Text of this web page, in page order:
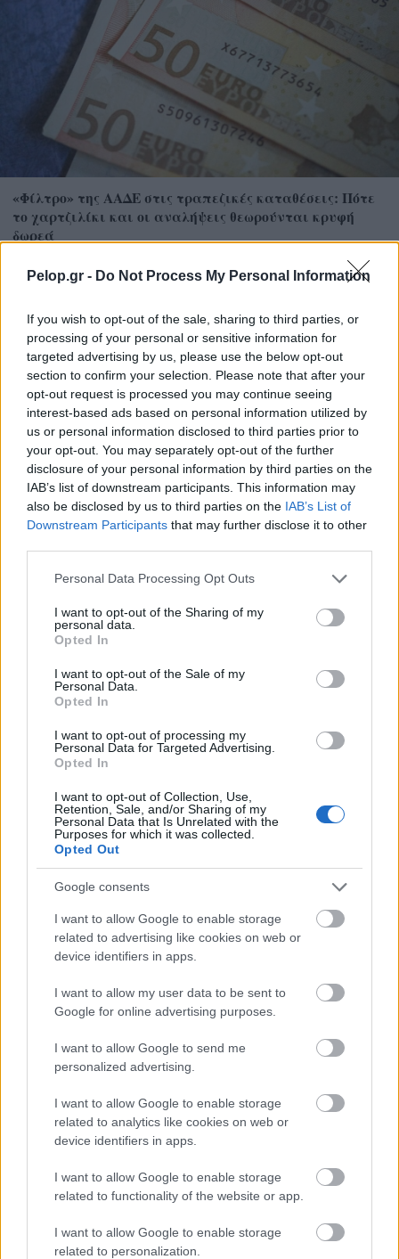
Pelop.gr - Do Not Process My Personal Information
If you wish to opt-out of the sale, sharing to third parties, or
processing of your personal or sensitive information for
targeted advertising by us, please use the below opt-out
section to confirm your selection. Please note that after your
opt-out request is processed you may continue seeing
interest-based ads based on personal information utilized by
us or personal information disclosed to third parties prior to
your opt-out. You may separately opt-out of the further
disclosure of your personal information by third parties on the
IAB’s list of downstream participants. This information may
also be disclosed by us to third parties on the IAB’s List of
Downstream Participants that may further disclose it to other
Please note that this website/app uses one or more Google
not limited to your visit or usage behaviour. You may click to
grant or deny consent to Google and its third-party tags to
use your data for below specified purposes in below Google
consent section.
Personal Data Processing Opt Outs
I want to opt-out of the Sharing of my
personal data.
Opted In
I want to opt-out of the Sale of my
Personal Data.
Opted In
I want to opt-out of processing my
Personal Data for Targeted Advertising.
Opted In
I want to opt-out of Collection, Use,
Retention, Sale, and/or Sharing of my
Personal Data that Is Unrelated with the
Purposes for which it was collected.
Opted Out
Google consents
I want to allow Google to enable storage
related to advertising like cookies on web or
device identifiers in apps.
I want to allow my user data to be sent to
Google for online advertising purposes.
I want to allow Google to send me
personalized advertising.
I want to allow Google to enable storage
related to analytics like cookies on web or
device identifiers in apps.
I want to allow Google to enable storage
related to functionality of the website or app.
I want to allow Google to enable storage
related to personalization.
«Φίλτρο» της ΑΑΔΕ στις τραπεζικές καταθέσεις: Πότε
το χαρτζιλίκι και οι αναλήψεις θεωρούνται κρυφή
δωρεά
Το Minecraft έρχεται στο Nintendo Switch 2 όπως δεν το
έχετε ξαναδεί
Ο Ιστιοπλοϊκός Ομιλος Πατρών στο Ράλι Ιονίου
Δεκαπενταύγουστος 2026: Πόσο αυξάνεται το
μεροκάματο το Σάββατο